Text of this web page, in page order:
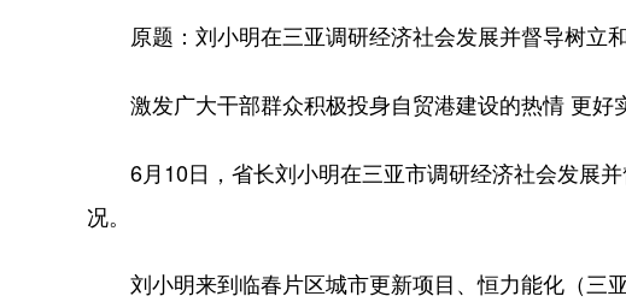
原题：刘小明在三亚调研经济社会发展并督导树立
激发广大干部群众积极投身自贸港建设的热情 更好
6月10日，省长刘小明在三亚市调研经济社会发展并
况。
刘小明来到临春片区城市更新项目、恒力能化（三